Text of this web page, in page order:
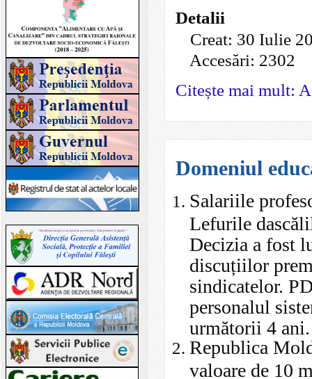
Detalii
Creat: 30 Iulie
Accesări: 2302
Citește mai mult:
Domeniul
Salariile
Lefurile
Decizia a fost
discuțiilor
sindicatelor.
personalul
următorii 4 ani.
Republica
valoare de 10